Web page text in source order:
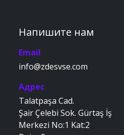
Напишите нам
Email
info@zdesvse.com
Адрес
Talatpaşa Cad.
Şair Çelebi Sok. Gürtaş İş
Merkezi No:1 Kat:2